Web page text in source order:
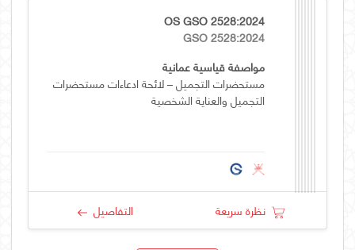
OS GSO 2528:2024
GSO 2528:2024
مواصفة قياسية عمانية
مستحضرات التجميل – لائحة ادعاءات مستحضرات
التجميل والعناية الشخصية
نظرة سريعة التفاصيل